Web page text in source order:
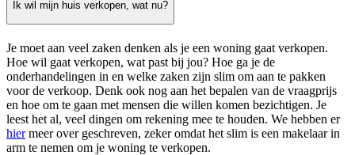
Ik wil mijn huis verkopen, wat nu?
Je moet aan veel zaken denken als je een woning gaat verkopen.
Hoe wil gaat verkopen, wat past bij jou? Hoe ga je de
onderhandelingen in en welke zaken zijn slim om aan te pakken
voor de verkoop. Denk ook nog aan het bepalen van de vraagprijs
en hoe om te gaan met mensen die willen komen bezichtigen. Je
leest het al, veel dingen om rekening mee te houden. We hebben er
hiermeer over geschreven, zeker omdat het slim is een makelaar in
arm te nemen om je woning te verkopen.